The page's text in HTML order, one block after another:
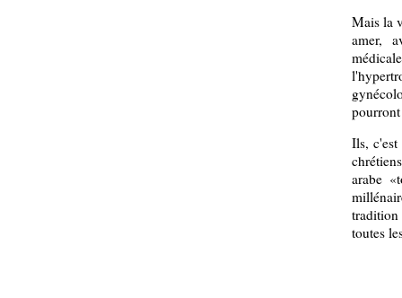
Mais la
amer,
Ils, c'est
arabe
toutes